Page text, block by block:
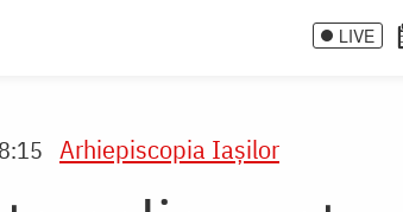
LIVE
Arhiepiscopia Iaşilor